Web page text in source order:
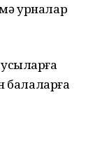
урналар
балаларға